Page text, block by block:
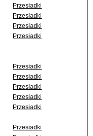
Przesiadki
Przesiadki
Przesiadki
Przesiadki
Przesiadki
Przesiadki
Przesiadki
Przesiadki
Przesiadki
Przesiadki